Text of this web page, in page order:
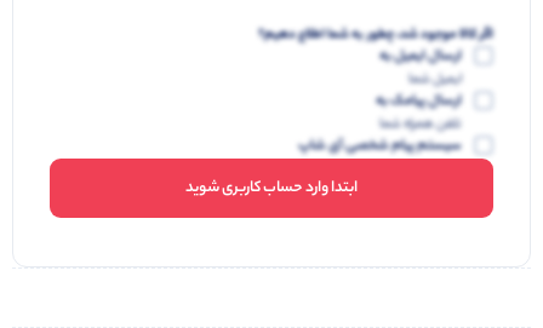
اگر کالا موجود شد، چطور به شما اطلاع دهیم؟
ارسال ایمیل به
ایمیل شما
ارسال پیامک به
تلفن همراه شما
سیستم پیام شخصی آی شاپ
ابتدا وارد حساب کاربری شوید